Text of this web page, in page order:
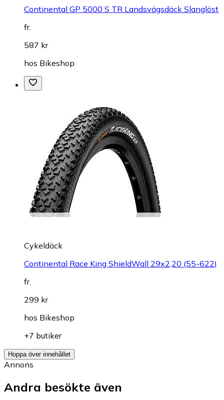
Continental GP 5000 S TR Landsvägsdäck Slanglöst
fr.
587 kr
hos Bikeshop
Cykeldäck
Continental Race King ShieldWall 29x2,20 (55-622)
fr.
299 kr
hos Bikeshop
+7 butiker
Hoppa över innehållet
Annons
Andra besökte även